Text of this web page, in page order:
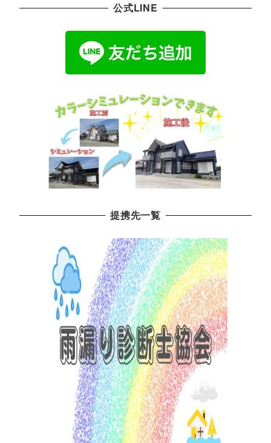
公式LINE
提携先一覧